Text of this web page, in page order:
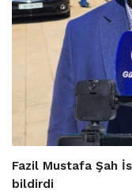
Fazil Mustafa Şah
bildirdi